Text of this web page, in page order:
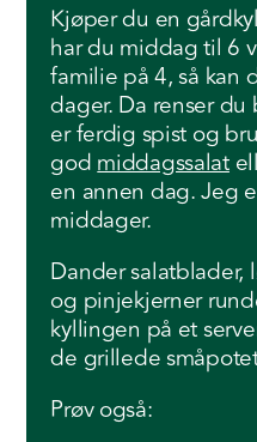
Kjøper du en
har du middag til 6
familie på 4, så
dager. Da renser
er ferdig spist og
godmiddagssalat
en annen dag. Jeg
middager.
Dander salatblader,
og pinjekjerner
kyllingen på et
de grillede
Prøv også: